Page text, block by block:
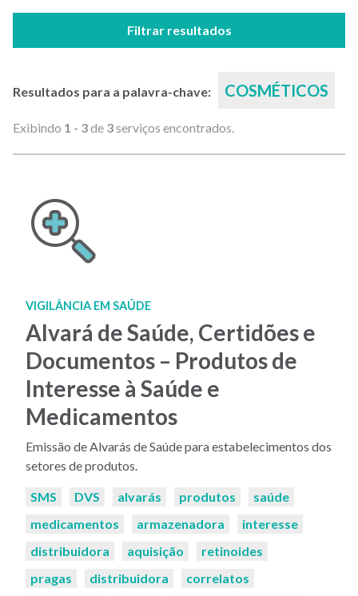
Filtrar resultados
Resultados para a palavra-chave: COSMÉTICOS
Exibindo 1 - 3de 3serviços encontrados.
VIGILÂNCIA EM SAÚDE
Alvará de Saúde, Certidões e
Documentos – Produtos de
Interesse à Saúde e
Medicamentos
Emissão de Alvarás de Saúde para estabelecimentos dos
setores de produtos.
Palavras-
SMS DVS alvarás produtos
saúde
medicamentos
armazenadora
interesse
distribuidora
aquisição
retinoides
pragas
distribuidora
correlatos